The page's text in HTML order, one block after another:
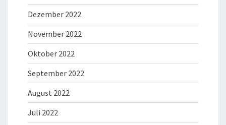
Dezember 2022
November 2022
Oktober 2022
September 2022
August 2022
Juli 2022